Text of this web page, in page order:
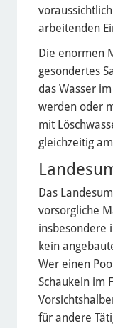
arbeitenden
Die enormen
gesondertes
das Wasser
werden oder
mit
gleichzeitig
Das
vorsorgliche
insbesondere
kein
Wer einen
Schaukeln im
für andere